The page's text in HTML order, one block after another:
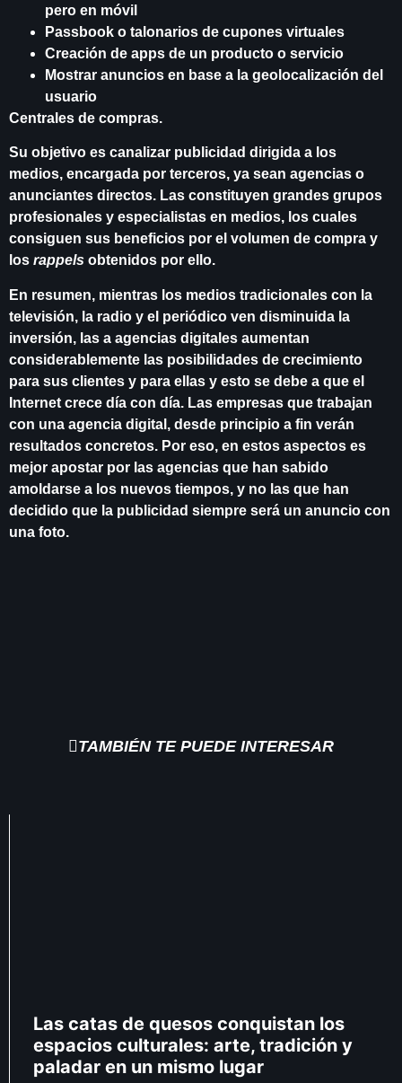
pero en móvil
Passbook o talonarios de cupones virtuales
Creación de apps de un producto o servicio
Mostrar anuncios en base a la geolocalización del
usuario
Centrales de compras.
Su objetivo es canalizar publicidad dirigida a los
medios, encargada por terceros, ya sean agencias o
anunciantes directos. Las constituyen grandes grupos
profesionales y especialistas en medios, los cuales
consiguen sus beneficios por el volumen de compra y
los rappels obtenidos por ello.
En resumen, mientras los medios tradicionales con la
televisión, la radio y el periódico ven disminuida la
inversión, las a agencias digitales aumentan
considerablemente las posibilidades de crecimiento
para sus clientes y para ellas y esto se debe a que el
Internet crece día con día. Las empresas que trabajan
con una agencia digital , desde principio a fin verán
resultados concretos. Por eso, en estos aspectos es
mejor apostar por las agencias que han sabido
amoldarse a los nuevos tiempos, y no las que han
decidido que la publicidad siempre será un anuncio con
una foto.
TAMBIÉN TE PUEDE INTERESAR
Las catas de quesos conquistan los
espacios culturales: arte, tradición y
paladar en un mismo lugar